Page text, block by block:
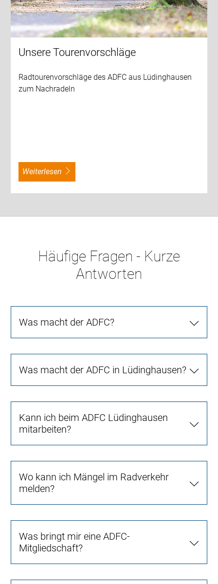
Unsere Tourenvorschläge
Radtourenvorschläge des ADFC aus Lüdinghausen
zum Nachradeln
weiterlesen
Häufige Fragen - Kurze
Antworten
Was macht der ADFC?
Was macht der ADFC in Lüdinghausen?
Kann ich beim ADFC Lüdinghausen
mitarbeiten?
Wo kann ich Mängel im Radverkehr
melden?
Was bringt mir eine ADFC-
Mitgliedschaft?